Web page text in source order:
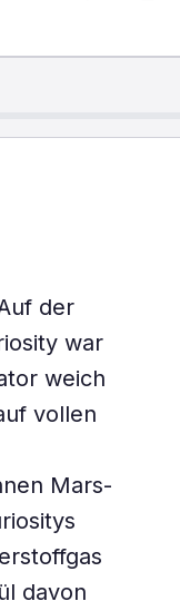
der
war
weich
vollen
Mars-
davon